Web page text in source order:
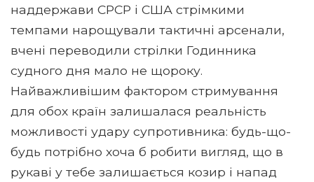
наддержави СРСР і США стрімкими
темпами нарощували тактичні арсенали,
вчені переводили стрілки Годинника
судного дня мало не щороку.
Найважливішим фактором стримування
для обох країн залишалася реальність
можливості удару супротивника: будь-що-
будь потрібно хоча б робити вигляд, що в
рукаві у тебе залишається козир і напад